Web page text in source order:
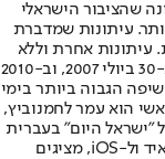
שהציבור הישראלי
עיתונות שמדברת
עיתונות אחרת וללא
תשלום. המהדורה המודפסת הראשונה פורסמה ב-30 ביולי 2007, וב-2010
הגבוה ביותר בימי
הוא עמר לחמנוביץ,
"ישראל היום" בעברית
ובאנגלית, כמו כן היישומונים (אפליקציות) לאנדרואיד ול-iOS, מציגים